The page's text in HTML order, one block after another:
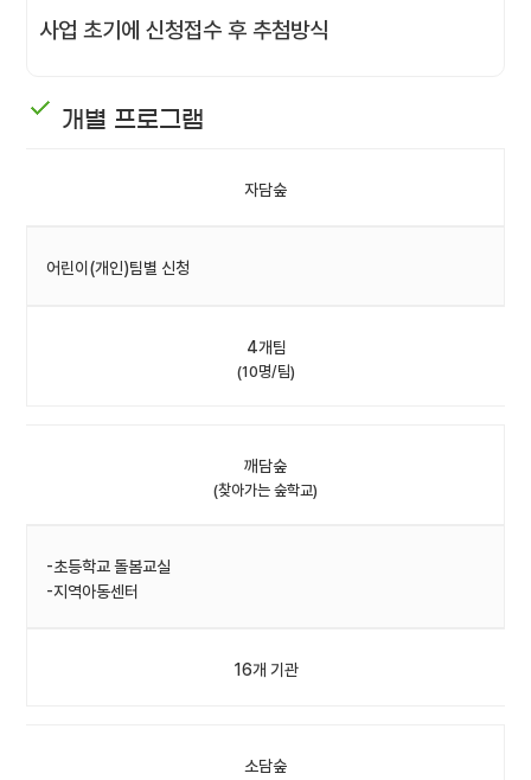
사업 초기에 신청접수 후 추첨방식
개별 프로그램
자담숲
어린이(개인)팀별 신청
4개팀
(10명/팀)
깨담숲
(찾아가는 숲학교)
-초등학교 돌봄교실
-지역아동센터
16개 기관
소담숲